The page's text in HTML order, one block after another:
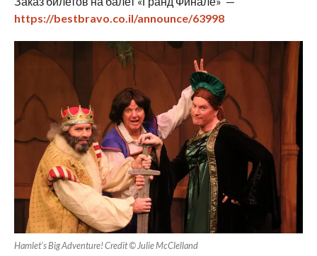
https://bestbravo.co.il/announce/63998
Hamlet’s Big Adventure! Credit © Julie McClelland